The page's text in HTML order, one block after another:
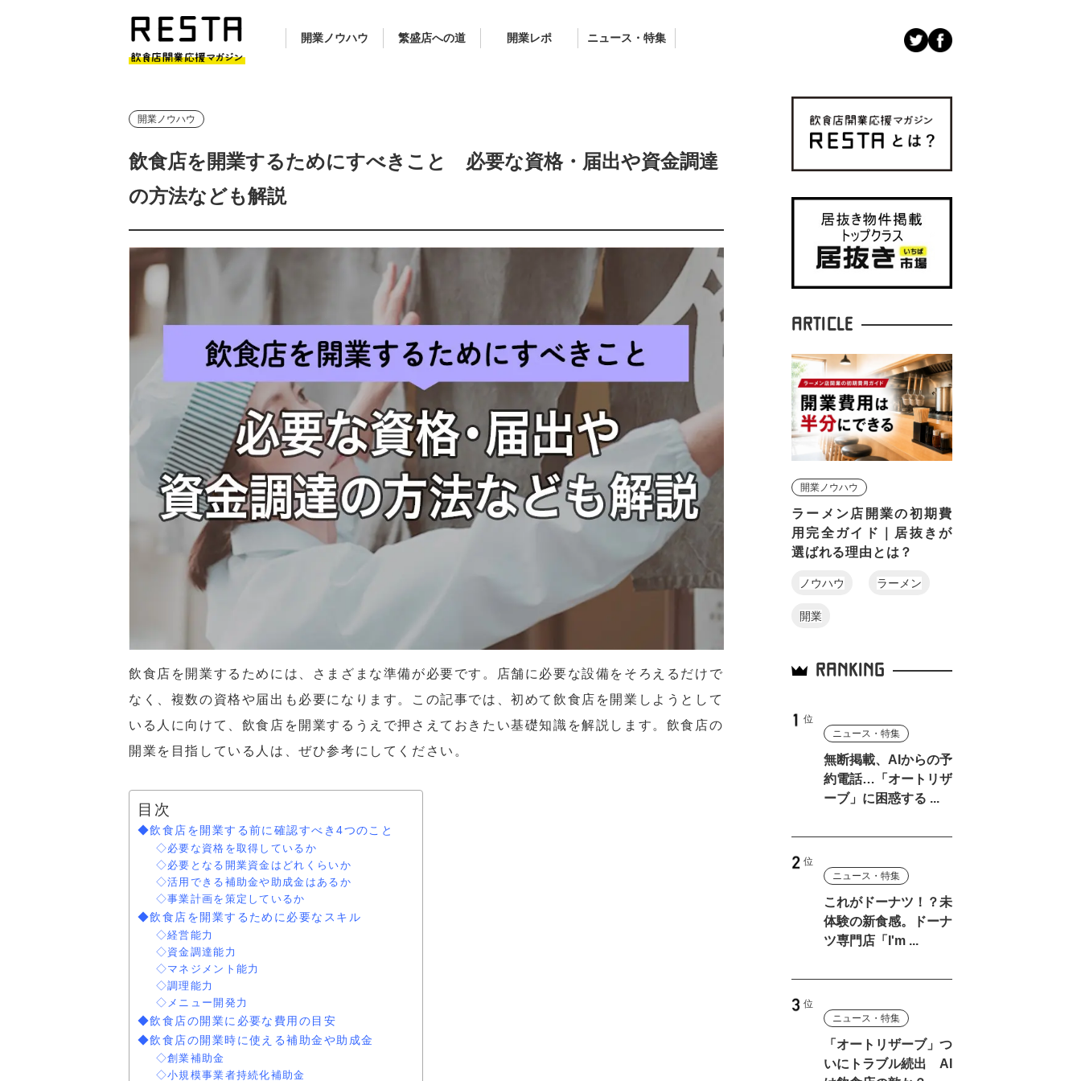
開業ノウハウ 繁盛店への道 開業レポ ニュース・特集
開業ノウハウ
飲食店を開業するためにすべきこと 必要な資格・届出や資金調達
の方法なども解説
飲食店を開業するためには、さまざまな準備が必要です。店舗に必要な設備をそろえるだけで
なく、複数の資格や届出も必要になります。この記事では、初めて飲食店を開業しようとして
いる人に向けて、飲食店を開業するうえで押さえておきたい基礎知識を解説します。飲食店の
開業を目指している人は、ぜひ参考にしてください。
目次
◆飲食店を開業する前に確認すべき4つのこと
◇必要な資格を取得しているか
◇必要となる開業資金はどれくらいか
◇活用できる補助金や助成金はあるか
◇事業計画を策定しているか
◆飲食店を開業するために必要なスキル
◇経営能力
◇資金調達能力
◇マネジメント能力
◇調理能力
◇メニュー開発力
◆飲食店の開業に必要な費用の目安
◆飲食店の開業時に使える補助金や助成金
◇創業補助金
◇小規模事業者持続化補助金
ARTICLE
開業ノウハウ
ラーメン店開業の初期費
用完全ガイド｜居抜きが
選ばれる理由とは？
ノウハウ ラーメン
開業
RANKING
ニュース・特集
無断掲載、AIからの予
約電話…「オートリザ
ーブ」に困惑する ...
ニュース・特集
これがドーナツ！？未
体験の新食感。ドーナ
ツ専門店「I'm ...
ニュース・特集
「オートリザーブ」つ
いにトラブル続出 AI